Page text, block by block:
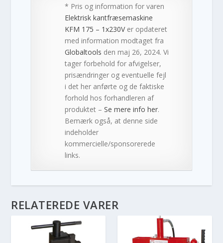
* Pris og information for varen
Elektrisk kantfræsemaskine
KFM 175 – 1x230Ver opdateret
med information modtaget fra
Globaltools den maj 26, 2024. Vi
tager forbehold for afvigelser,
prisændringer og eventuelle fejl
i det her anførte og de faktiske
forhold hos forhandleren af
produktet –Se mere info her.
Bemærk også, at denne side
indeholder
kommercielle/sponsorerede
links.
RELATEREDE VARER